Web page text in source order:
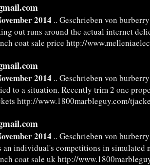
2014 .. Geschrieben von
out runs around the actual internet
coat sale price http://
2014 .. Geschrieben von
to a situation. Recently trim 2 one
http://www.1800marbleguy.com/
2014 .. Geschrieben von
individual's competitions in simulated
coat sale uk http://